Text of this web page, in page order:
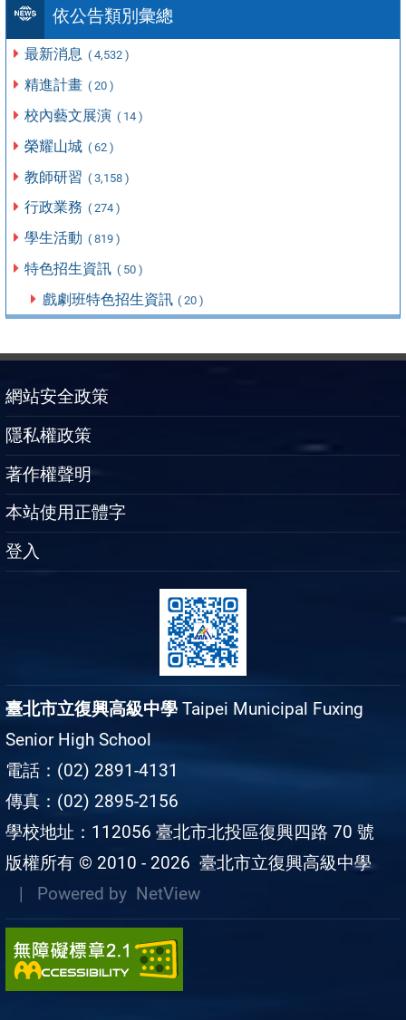
依公告類別彙總
最新消息 ( 4,532 )
精進計畫 ( 20 )
校內藝文展演 ( 14 )
榮耀山城 ( 62 )
教師研習 ( 3,158 )
行政業務 ( 274 )
學生活動 ( 819 )
特色招生資訊 ( 50 )
戲劇班特色招生資訊 ( 20 )
網站安全政策
隱私權政策
著作權聲明
本站使用正體字
登入
臺北市立復興高級中學 Taipei Municipal Fuxing
Senior High School
電話：(02) 2891-4131
傳真：(02) 2895-2156
學校地址：112056 臺北市北投區復興四路 70 號
版權所有 © 2010 - 2026 臺北市立復興高級中學
| Powered by NetView